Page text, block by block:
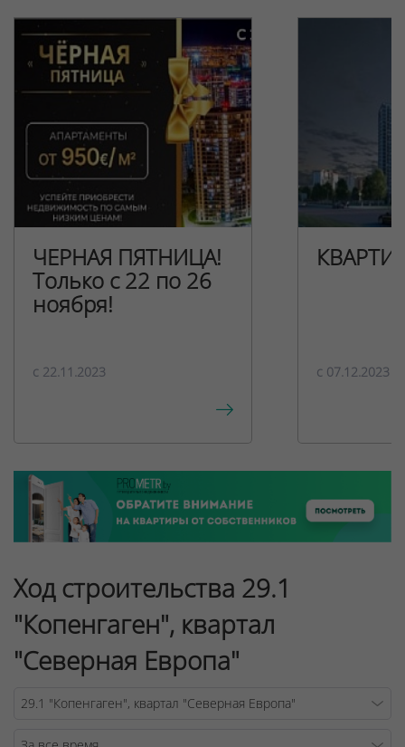
ЧЕРНАЯ ПЯТНИЦА!
Только с 22 по 26
ноября!
c 22.11.2023 c 07.12.2023
Ход строительства 29.1
"Копенгаген", квартал
"Северная Европа"